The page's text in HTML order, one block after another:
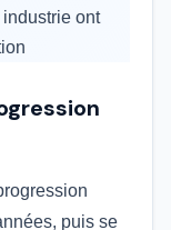
industrie ont
puis se